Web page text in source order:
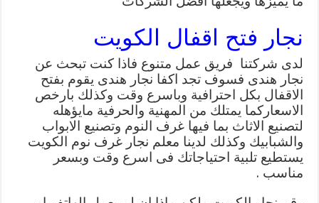
نجار فتح اقفال الكويت
لدى شركتنا فريق عمل متنوع فاذا كنت تبحث عن
نجار هندى فسوف تجد اكفا نجار هندى يقوم بفتح
الاقفال بكل احترافية وباسرع وقت وكذلك بارخص
الاسعاركما يمتلك من المهنية والحرفية مايؤهله
لتصنيع الاثاث بما فيها غرف النوم وتصنيع الابواب
والشبابيك وكذلك لدينا معلم نجار غرف نوم الكويت
يستطيع تلبية احتياجاتك فى اسرع وقت وبسعر
مناسب .